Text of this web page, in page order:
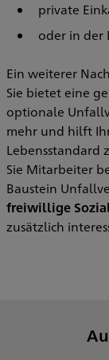
private
oder in der
Ein weiterer
Sie bietet eine
optionale
mehr und hilft
Lebensstandard
Sie Mitarbeiter
Baustein
freiwillige
zusätzlich